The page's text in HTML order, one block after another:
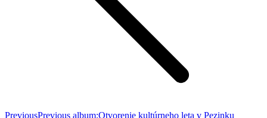
PreviousPrevious album:Otvorenie kultúrneho leta v Pezinku